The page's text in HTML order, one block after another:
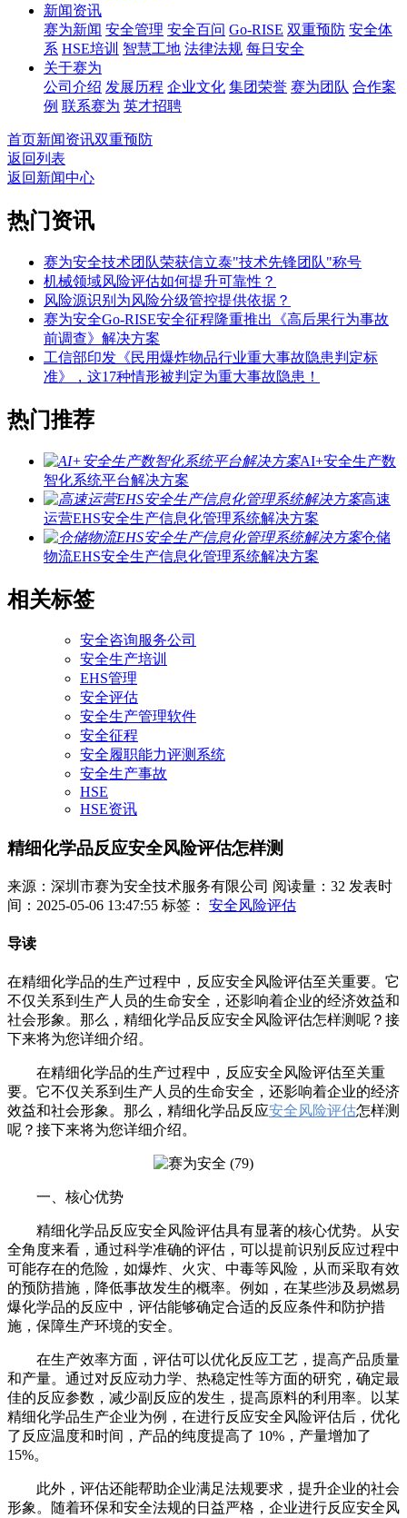
新闻资讯
赛为新闻 安全管理 安全百问 Go-RISE 双重预防 安全体
系 HSE培训 智慧工地 法律法规 每日安全
关于赛为
公司介绍 发展历程 企业文化 集团荣誉 赛为团队 合作案
例 联系赛为 英才招聘
首页新闻资讯双重预防
返回列表
返回新闻中心
热门资讯
赛为安全技术团队荣获信立泰"技术先锋团队"称号
机械领域风险评估如何提升可靠性？
风险源识别为风险分级管控提供依据？
赛为安全Go-RISE安全征程隆重推出《高后果行为事故
前调查》解决方案
工信部印发《民用爆炸物品行业重大事故隐患判定标
准》，这17种情形被判定为重大事故隐患！
热门推荐
AI+安全生产数
智化系统平台解决方案
高速
运营EHS安全生产信息化管理系统解决方案
仓储
物流EHS安全生产信息化管理系统解决方案
相关标签
安全咨询服务公司
安全生产培训
EHS管理
安全评估
安全生产管理软件
安全征程
安全履职能力评测系统
安全生产事故
HSE
HSE资讯
精细化学品反应安全风险评估怎样测
来源：深圳市赛为安全技术服务有限公司 阅读量：32 发表时
间：2025-05-06 13:47:55 标签： 安全风险评估
导读
在精细化学品的生产过程中，反应安全风险评估至关重要。它
不仅关系到生产人员的生命安全，还影响着企业的经济效益和
社会形象。那么，精细化学品反应安全风险评估怎样测呢？接
下来将为您详细介绍。
在精细化学品的生产过程中，反应安全风险评估至关重
要。它不仅关系到生产人员的生命安全，还影响着企业的经济
效益和社会形象。那么，精细化学品反应安全风险评估怎样测
呢？接下来将为您详细介绍。
一、核心优势
精细化学品反应安全风险评估具有显著的核心优势。从安
全角度来看，通过科学准确的评估，可以提前识别反应过程中
可能存在的危险，如爆炸、火灾、中毒等风险，从而采取有效
的预防措施，降低事故发生的概率。例如，在某些涉及易燃易
爆化学品的反应中，评估能够确定合适的反应条件和防护措
施，保障生产环境的安全。
在生产效率方面，评估可以优化反应工艺，提高产品质量
和产量。通过对反应动力学、热稳定性等方面的研究，确定最
佳的反应参数，减少副反应的发生，提高原料的利用率。以某
精细化学品生产企业为例，在进行反应安全风险评估后，优化
了反应温度和时间，产品的纯度提高了 10%，产量增加了
15%。
此外，评估还能帮助企业满足法规要求，提升企业的社会
形象。随着环保和安全法规的日益严格，企业进行反应安全风